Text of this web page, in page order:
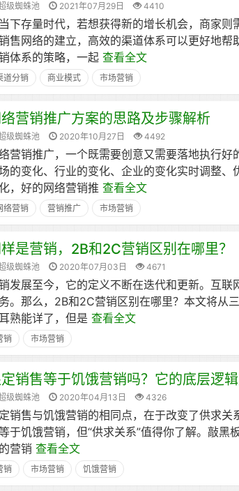
级蜘蛛池 2021年07月29日 4410
下存量时代，若想获得新的增长机会，商家
售网络的建立，高效的渠道体系可以更好地
体系的策略，一起查看全文
道分销 商业模式 市场营销
络营销推广方案的思路及步骤解析
级蜘蛛池 2020年10月27日 4492
营销推广，一个既需要创意又需要落地执行
的变化、行业的变化、企业的变化实时调整
，好的网络营销推查看全文
络营销 营销推广 市场营销
样是营销，2B和2C营销区别在哪里？
级蜘蛛池 2020年07月03日 4671
发展至今，它的定义不断在迭代和更新。互
。那么，2B和2C营销区别在哪里？本文将从
熟能详了，但是查看全文
销 市场营销
定销售等于饥饿营销吗？它的底层逻辑
级蜘蛛池 2020年04月13日 4326
销售与饥饿营销的相同点，在于改变了供求
于饥饿营销，但“供求关系”值得你了解。敲
营销查看全文
销 市场营销 饥饿营销